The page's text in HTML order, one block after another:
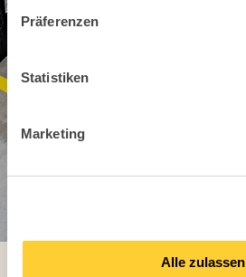
Präferenzen
Statistiken
Marketing
Alle zulassen